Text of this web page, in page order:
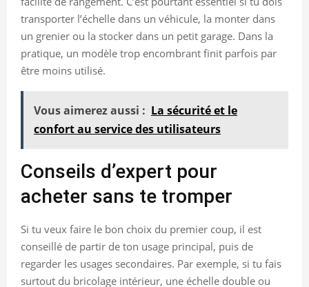
transporter l’échelle dans un véhicule, la monter dans
un grenier ou la stocker dans un petit garage. Dans la
pratique, un modèle trop encombrant finit parfois par
être moins utilisé.
Vous aimerez aussi : La sécurité et le
confort au service des utilisateurs
Conseils d’expert pour
acheter sans te tromper
Si tu veux faire le bon choix du premier coup, il est
conseillé de partir de ton usage principal, puis de
regarder les usages secondaires. Par exemple, si tu fais
surtout du bricolage intérieur, une échelle double ou